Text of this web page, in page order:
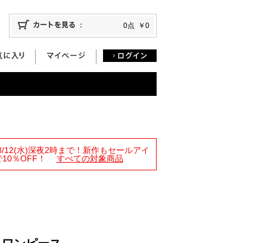
0点 ￥0
12(水)深夜2時まで！新作もセールアイ
％OFF！
すべての対象商品